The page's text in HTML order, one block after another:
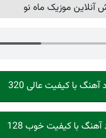
آنلاین موزیک ماه نو
آهنگ با کیفیت عالی 320
آهنگ با کیفیت خوب 128